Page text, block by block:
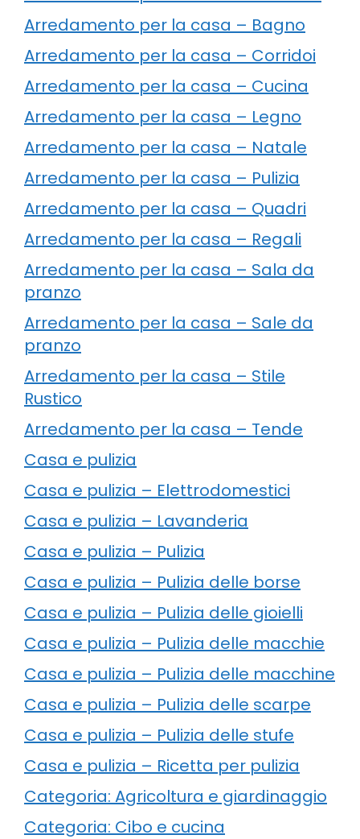
Arredamento per la casa – Bagno
Arredamento per la casa – Corridoi
Arredamento per la casa – Cucina
Arredamento per la casa – Legno
Arredamento per la casa – Natale
Arredamento per la casa – Pulizia
Arredamento per la casa – Quadri
Arredamento per la casa – Regali
Arredamento per la casa – Sala da
pranzo
Arredamento per la casa – Sale da
pranzo
Arredamento per la casa – Stile
Rustico
Arredamento per la casa – Tende
Casa e pulizia
Casa e pulizia – Elettrodomestici
Casa e pulizia – Lavanderia
Casa e pulizia – Pulizia
Casa e pulizia – Pulizia delle borse
Casa e pulizia – Pulizia delle gioielli
Casa e pulizia – Pulizia delle macchie
Casa e pulizia – Pulizia delle macchine
Casa e pulizia – Pulizia delle scarpe
Casa e pulizia – Pulizia delle stufe
Casa e pulizia – Ricetta per pulizia
Categoria: Agricoltura e giardinaggio
Categoria: Cibo e cucina